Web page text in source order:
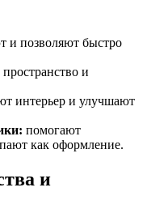
и позволяют быстро
и
интерьер и улучшают
помогают
как оформление.
и